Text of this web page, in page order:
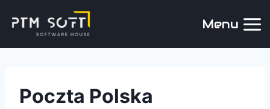
Menu
Poczta Polska